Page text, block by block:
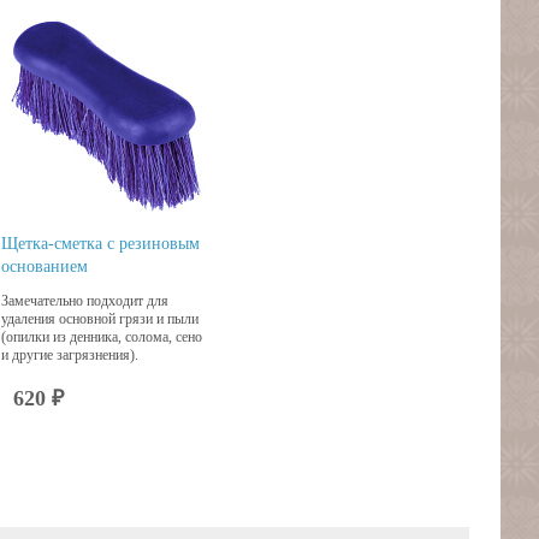
Щетка-сметка с резиновым
основанием
Замечательно подходит для
удаления основной грязи и пыли
(опилки из денника, солома, сено
и другие загрязнения).
620 ₽